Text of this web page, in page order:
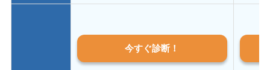
今すぐ診断！